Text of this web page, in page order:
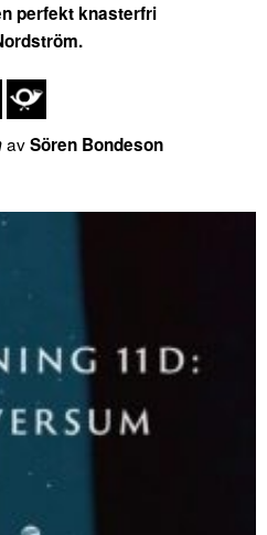
perfekt knasterfri
avSören Bondeson